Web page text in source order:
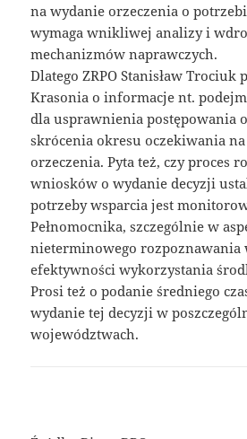
na wydanie orzeczenia o
wymaga wnikliwej analizy i
mechanizmów naprawczych.
Dlatego ZRPO Stanisław Trociuk
Krasonia o informacje nt.
dla usprawnienia postępowania
skrócenia okresu oczekiwania
orzeczenia. Pyta też, czy proces
wniosków o wydanie decyzji
potrzeby wsparcia jest
Pełnomocnika, szczególnie w
nieterminowego rozpoznawania
efektywności wykorzystania
Prosi też o podanie średniego
wydanie tej decyzji w
województwach.